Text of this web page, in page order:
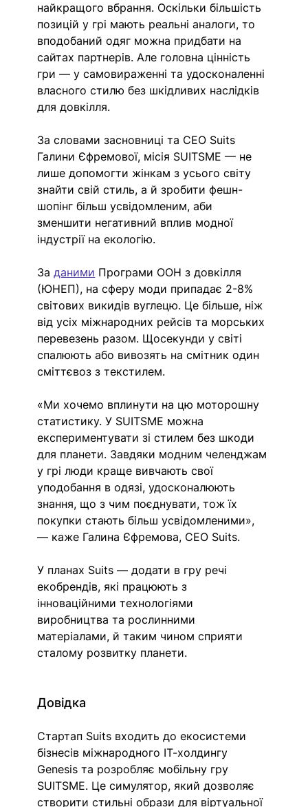
найкращого вбрання. Оскільки більшість
позицій у грі мають реальні аналоги, то
вподобаний одяг можна придбати на
сайтах партнерів. Але головна цінність
гри — у самовираженні та удосконаленні
власного стилю без шкідливих наслідків
для довкілля.
За словами засновниці та CEO Suits
Галини Єфремової, місія SUITSME — не
лише допомогти жінкам з усього світу
знайти свій стиль, а й зробити фешн-
шопінг більш усвідомленим, аби
зменшити негативний вплив модної
індустрії на екологію.
За даними Програми ООН з довкілля
(ЮНЕП), на сферу моди припадає 2-8%
світових викидів вуглецю. Це більше, ніж
від усіх міжнародних рейсів та морських
перевезень разом. Щосекунди у світі
спалюють або вивозять на смітник один
сміттєвоз з текстилем.
«Ми хочемо вплинути на цю моторошну
статистику. У SUITSME можна
експериментувати зі стилем без шкоди
для планети. Завдяки модним челенджам
у грі люди краще вивчають свої
уподобання в одязі, удосконалюють
знання, що з чим поєднувати, тож їх
покупки стають більш усвідомленими»,
— каже Галина Єфремова, СЕО Suits.
У планах Suits — додати в гру речі
екобрендів, які працюють з
інноваційними технологіями
виробництва та рослинними
матеріалами, й таким чином сприяти
сталому розвитку планети.
Довідка
Стартап Suits входить до екосистеми
бізнесів міжнародного ІТ-холдингу
Genesis та розробляє мобільну гру
SUITSME. Це симулятор, який дозволяє
створити стильні образи для віртуальної